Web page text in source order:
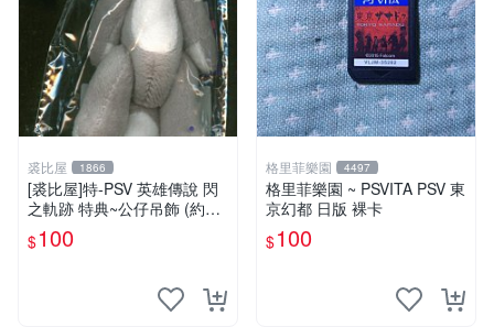
裘比屋 1866
[裘比屋]特-PSV 英雄傳說 閃
之軌跡 特典~公仔吊飾 (約13
cm)
$100
格里菲樂園 4497
格里菲樂園 ~ PSVITA PSV 東
京幻都 日版 裸卡
$100